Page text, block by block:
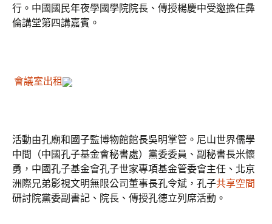
行。中國國民年夜學國學院院長、傳授楊慶中受邀擔任彝
倫講堂第四講嘉賓。
會議室出租
活動由孔廟和國子監博物館館長吳明掌管。尼山世界儒學
中間（中國孔子基金會秘書處）黨委委員、副秘書長米懷
勇，中國孔子基金會孔子世家專項基金管委會主任、北京
洲際兄弟影視文明無限公司董事長孔令斌，孔子共享空間
研討院黨委副書記、院長、傳授孔德立列席活動。